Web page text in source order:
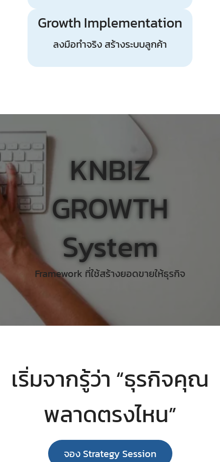
Growth Implementation
ลงมือทำจริง สร้างระบบลูกค้า
KNBIZ
GROWTH
System
Framework ที่ใช้สร้างยอดขายให้ธุรกิจ
เริ่มจากรู้ว่า “ธุรกิจคุณ
พลาดตรงไหน”
จอง Strategy Session